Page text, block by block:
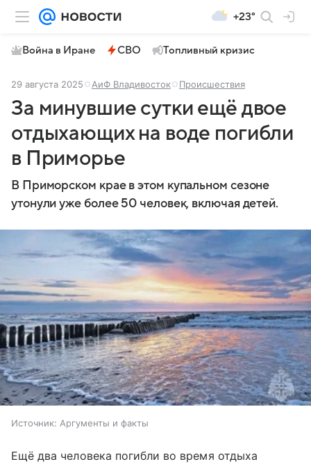
+23°
Война в Иране СВО Топливный кризис
29 августа 2025 АиФ Владивосток Происшествия
За минувшие сутки ещё двое
отдыхающих на воде погибли
в Приморье
В Приморском крае в этом купальном сезоне
утонули уже более 50 человек, включая детей.
Источник: Аргументы и факты
Ещё два человека погибли во время отдыха